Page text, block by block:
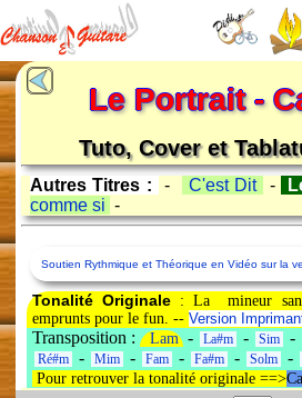
Le Portrait -
Tuto, Cover et
Autres Titres : - C'est Dit -
comme si -
Soutien Rythmique et Théorique en Vidéo sur la
Tonalité Originale: La mineur sans
emprunts pour le fun. -- Version
Transposition : Lam- La#m - Sim -
Ré#m - Mim - Fam - Fa#m - Solm -
Pour retrouver la tonalité originale ==>